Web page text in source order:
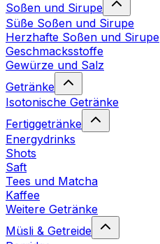
Soßen und Sirupe
Süße Soßen und Sirupe
Herzhafte Soßen und Sirupe
Geschmacksstoffe
Gewürze und Salz
Getränke
Isotonische Getränke
Fertiggetränke
Energydrinks
Shots
Saft
Tees und Matcha
Kaffee
Weitere Getränke
Müsli & Getreide